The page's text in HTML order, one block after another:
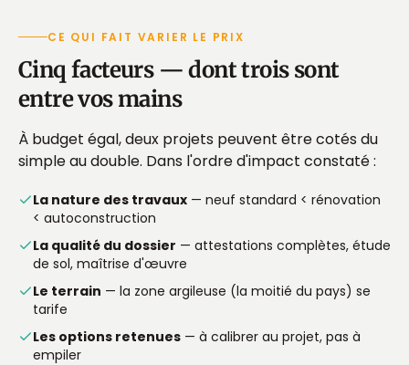
CE QUI FAIT VARIER LE PRIX
Cinq facteurs — dont trois sont
entre vos mains
À budget égal, deux projets peuvent être cotés du
simple au double. Dans l'ordre d'impact constaté :
La nature des travaux — neuf standard < rénovation
< autoconstruction
La qualité du dossier — attestations complètes, étude
de sol, maîtrise d'œuvre
Le terrain — la zone argileuse (la moitié du pays) se
tarife
Les options retenues — à calibrer au projet, pas à
empiler